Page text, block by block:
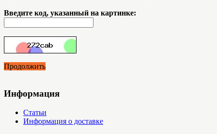
Введите код, указанный на картинке:
Продолжить
Информация
Статьи
Информация о доставке